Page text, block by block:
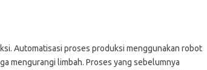
Automatisasi proses produksi menggunakan robot
mengurangi limbah. Proses yang sebelumnya